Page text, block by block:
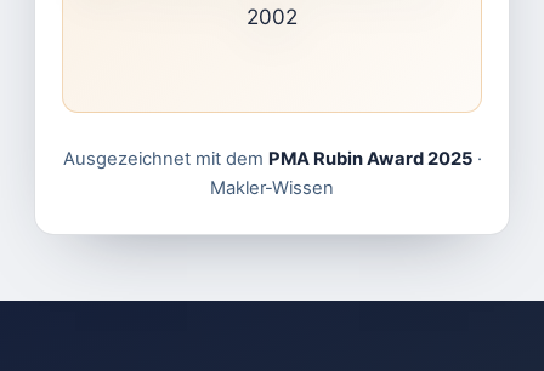
Ausgezeichnet mit dem PMA Rubin Award 2025·
Makler-Wissen